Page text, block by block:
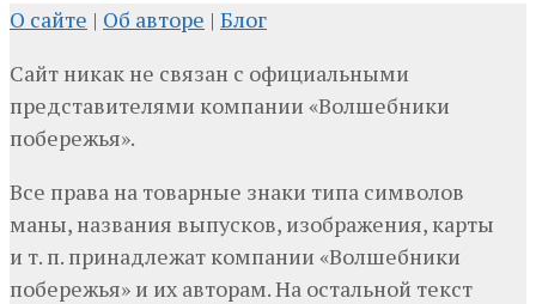
О сайте | Об авторе | Блог
Сайт никак не связан с официальными
представителями компании «Волшебники
побережья».
Все права на товарные знаки типа символов
маны, названия выпусков, изображения, карты
и т. п. принадлежат компании «Волшебники
побережья» и их авторам. На остальной текст